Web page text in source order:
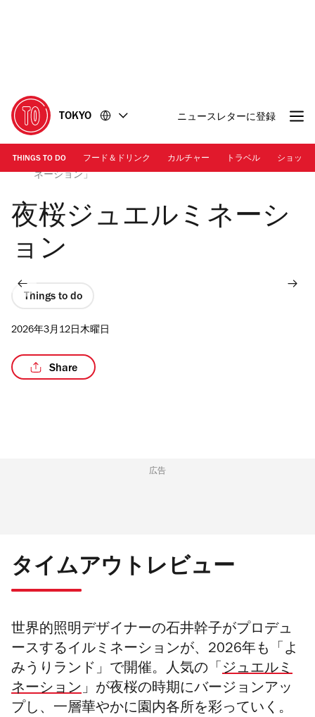
に
移
動
移
動
TOKYO ニュースレターに登録
THINGS TO DO フード＆ドリンク カルチャー トラベル ショッピ
画像提供：株式会社よみうりランド | 「夜桜ジュエルミ
ネーション」
夜桜ジュエルミネーシ
ョン
Things to do
2026年3月12日木曜日
Share
広告
タイムアウトレビュー
世界的照明デザイナーの石井幹子がプロデュ
ースするイルミネーションが、2026年も「よ
みうりランド」で開催。人気の「 ジュエルミ
ネーション」が夜桜の時期にバージョンアッ
プし、一層華やかに園内各所を彩っていく。